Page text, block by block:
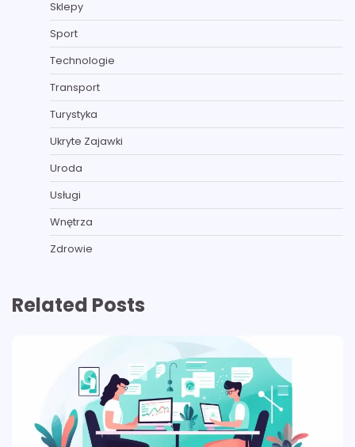
Sklepy
Sport
Technologie
Transport
Turystyka
Ukryte Zajawki
Uroda
Usługi
Wnętrza
Zdrowie
Related Posts